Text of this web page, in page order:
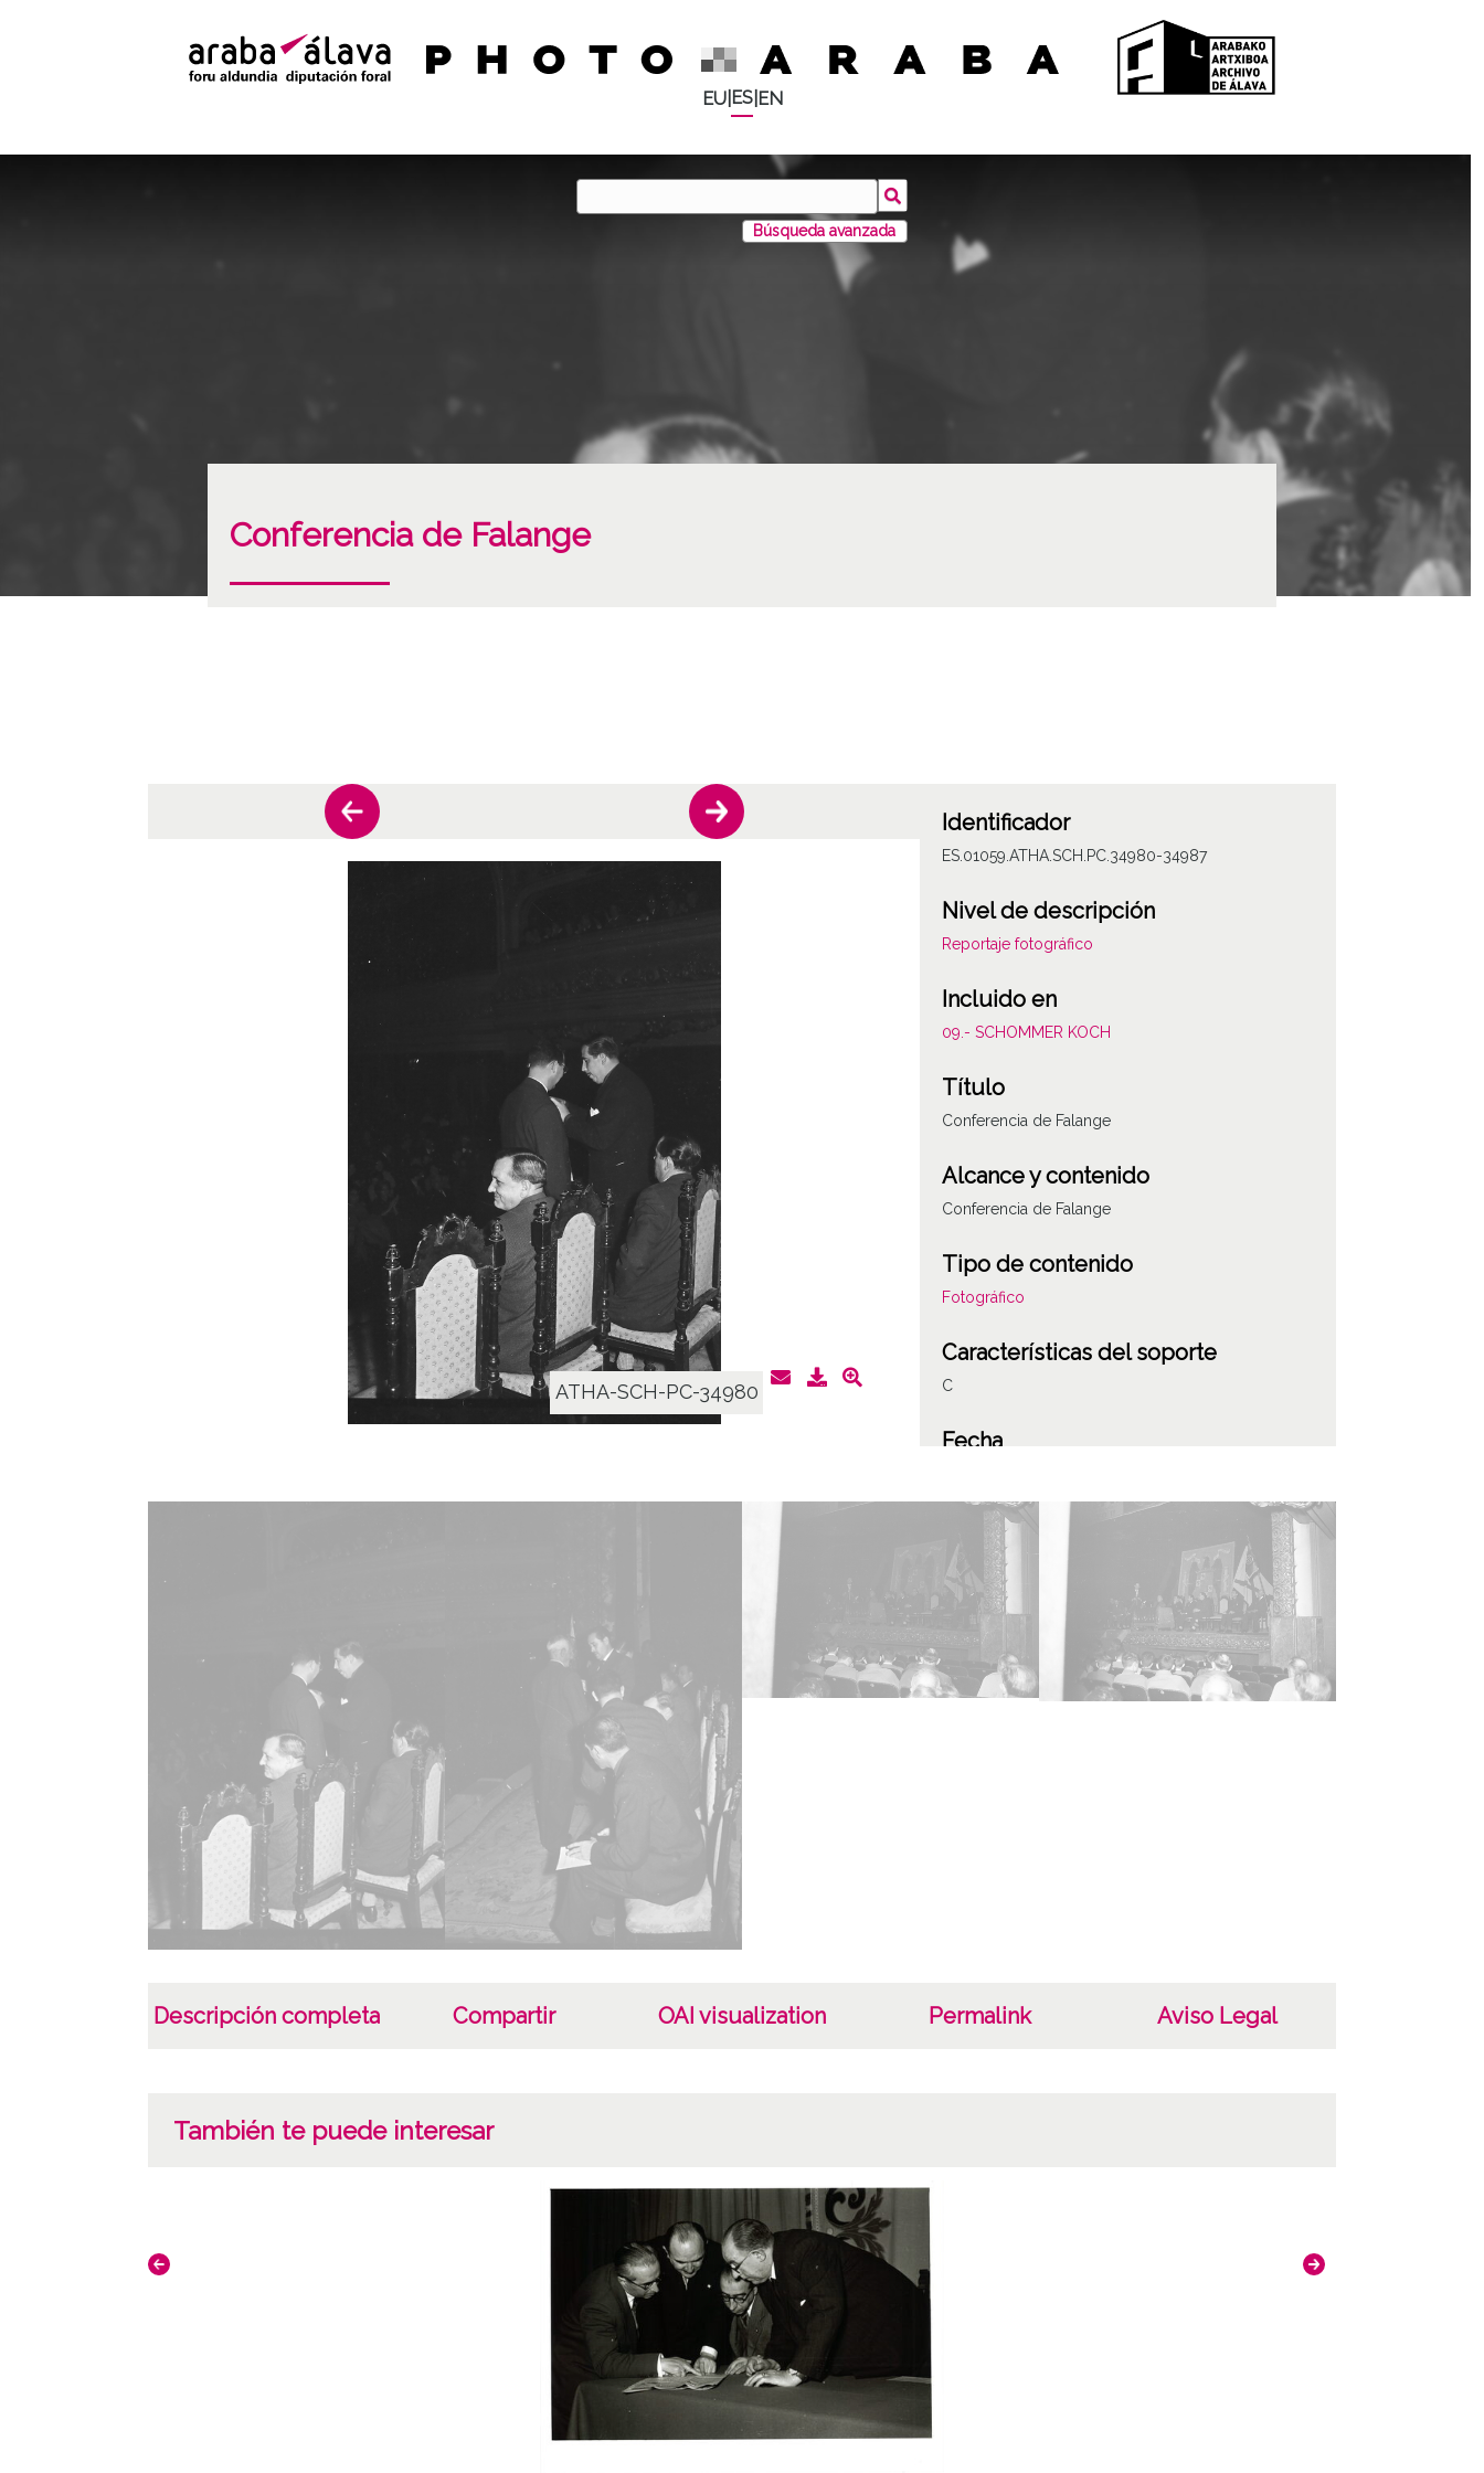
EU| ES| EN
Búsqueda avanzada
Conferencia de Falange
ATHA-SCH-PC-34980
Identificador
ES.01059.ATHA.SCH.PC.34980-34987
Nivel de descripción
Reportaje fotográfico
Incluido en
09.- SCHOMMER KOCH
Título
Conferencia de Falange
Alcance y contenido
Conferencia de Falange
Tipo de contenido
Fotográfico
Características del soporte
C
Fecha
1960, octubre, 29
Notas
Signatura anterior: Caja 3, rollo F-4 Signatura
antigua: 20 (1960-1961) Signatura copias: Carpeta
240 - Positivos 34980 a 34987 Signatura originales:
Rollo 35mm, nº 1571
Descripción completa Compartir OAI visualization Permalink Aviso Legal
También te puede interesar